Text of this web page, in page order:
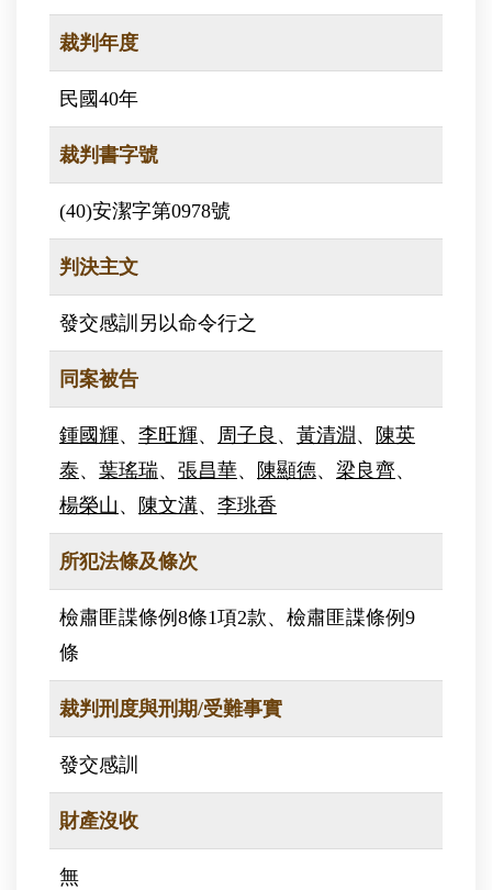
裁判年度
民國40年
裁判書字號
(40)安潔字第0978號
判決主文
發交感訓另以命令行之
同案被告
鍾國輝、 李旺輝、 周子良 、 黃清淵 、
陳英
泰、 葉瑤瑞、 張昌華、 陳顯德、 梁良齊、
楊榮山 、 陳文溝、 李珧香
所犯法條及條次
檢肅匪諜條例8條1項2款、檢肅匪諜條例9
條
裁判刑度與刑期/受難事實
發交感訓
財產沒收
無